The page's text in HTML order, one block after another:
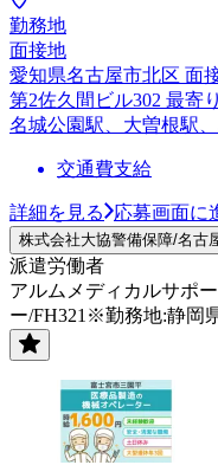
勤務地
面接地
愛知県名古屋市北区 面
第2佐久間ビル302 最寄
名城公園駅、大曽根駅
交通費支給
詳細を見る 応募画面に
株式会社大協警備保障/名古
派遣労働者
アルムメディカルサポ
ー/FH321※勤務地:静岡